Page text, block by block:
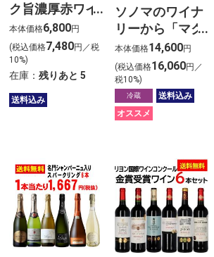
ク旨濃厚赤ワイ
ン５本セット
本体価格6,800円
(税込価格7,480円／税
10%)
在庫：残りあと5
送料込み
ソノマのワイナ
リーから「マク
ロスティ ワイ
ナリー＆ヴィン
ヤーズ」赤白2
本セット 2025
年版
本体価格14,600円
(税込価格16,060円／
税10%)
冷蔵
送料込み
オススメ